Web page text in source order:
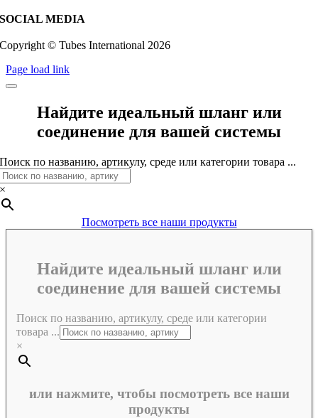
SOCIAL MEDIA
Copyright © Tubes International 2026
Page load link
Найдите идеальный шланг или
соединение для вашей системы
Поиск по названию, артикулу, среде или категории товара ...
×
Посмотреть все наши продукты
Найдите идеальный шланг или
соединение для вашей системы
Поиск по названию, артикулу, среде или категории
товара ...
×
или нажмите, чтобы посмотреть все наши
продукты